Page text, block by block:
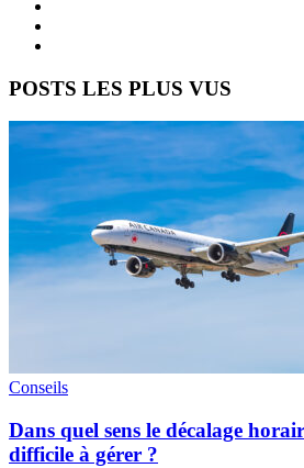
POSTS LES PLUS VUS
Conseils
Dans quel sens le décalage
difficile à gérer ?